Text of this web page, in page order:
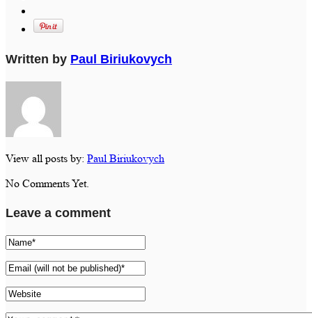
Written by Paul Biriukovych
View all posts by: Paul Biriukovych
No Comments Yet.
Leave a comment